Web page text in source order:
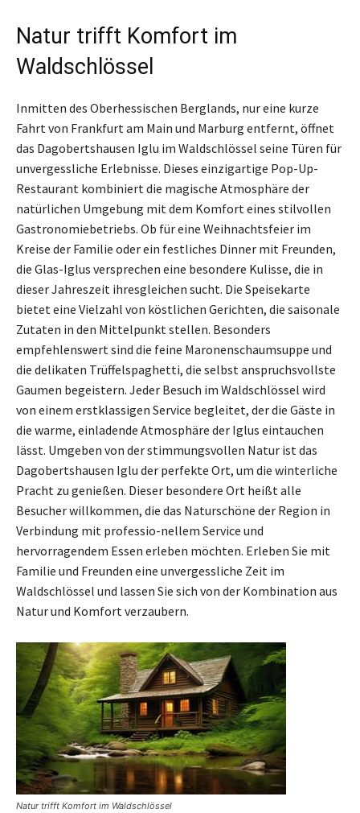
Natur trifft Komfort im
Waldschlössel
Inmitten des Oberhessischen Berglands, nur eine kurze
Fahrt von Frankfurt am Main und Marburg entfernt, öffnet
das Dagobertshausen Iglu im Waldschlössel seine Türen für
unvergessliche Erlebnisse. Dieses einzigartige Pop-Up-
Restaurant kombiniert die magische Atmosphäre der
natürlichen Umgebung mit dem Komfort eines stilvollen
Gastronomiebetriebs. Ob für eine Weihnachtsfeier im
Kreise der Familie oder ein festliches Dinner mit Freunden,
die Glas-Iglus versprechen eine besondere Kulisse, die in
dieser Jahreszeit ihresgleichen sucht. Die Speisekarte
bietet eine Vielzahl von köstlichen Gerichten, die saisonale
Zutaten in den Mittelpunkt stellen. Besonders
empfehlenswert sind die feine Maronenschaumsuppe und
die delikaten Trüffelspaghetti, die selbst anspruchsvollste
Gaumen begeistern. Jeder Besuch im Waldschlössel wird
von einem erstklassigen Service begleitet, der die Gäste in
die warme, einladende Atmosphäre der Iglus eintauchen
lässt. Umgeben von der stimmungsvollen Natur ist das
Dagobertshausen Iglu der perfekte Ort, um die winterliche
Pracht zu genießen. Dieser besondere Ort heißt alle
Besucher willkommen, die das Naturschöne der Region in
Verbindung mit professio-nellem Service und
hervorragendem Essen erleben möchten. Erleben Sie mit
Familie und Freunden eine unvergessliche Zeit im
Waldschlössel und lassen Sie sich von der Kombination aus
Natur und Komfort verzaubern.
Natur trifft Komfort im Waldschlössel